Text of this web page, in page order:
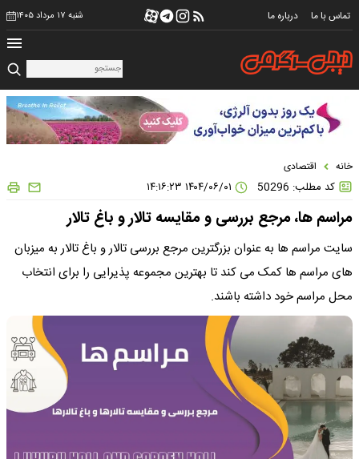
تماس با ما درباره ما شنبه ۱۷ مرداد ۱۴۰۵
خانه اقتصادی
کد مطلب: 50296
مراسم ها، مرجع بررسی و مقایسه تالار و باغ تالار
سایت مراسم ها به عنوان بزرگترین مرجع بررسی تالار و باغ تالار به میزبان
های مراسم ها کمک می کند تا بهترین مجموعه پذیرایی را برای انتخاب
محل مراسم خود داشته باشند.